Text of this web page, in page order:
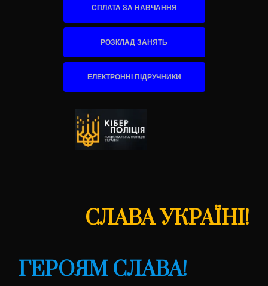
СПЛАТА ЗА НАВЧАННЯ
РОЗКЛАД ЗАНЯТЬ
ЕЛЕКТРОННІ ПІДРУЧНИКИ
СЛАВА УКРАЇНІ!
ГЕРОЯМ СЛАВА!